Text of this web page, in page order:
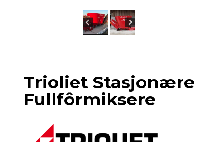
Trioliet Stasjonære
Fullfôrmiksere